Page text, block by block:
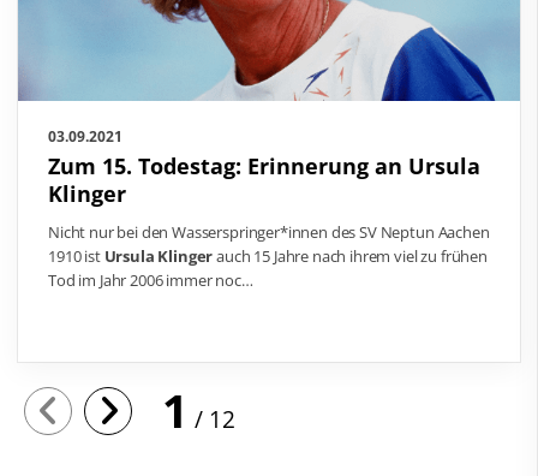
03.09.2021
Zum 15. Todestag: Erinnerung an Ursula
Klinger
Nicht nur bei den Wasserspringer*innen des SV Neptun Aachen
1910 ist Ursula Klingerauch 15 Jahre nach ihrem viel zu frühen
Tod im Jahr 2006 immer noc…
1 12